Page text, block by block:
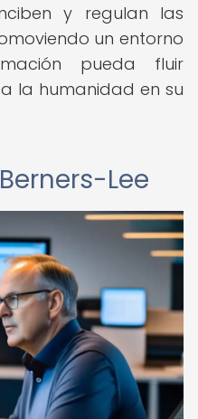
y regulan las
un entorno
pueda fluir
la humanidad en su
Lee